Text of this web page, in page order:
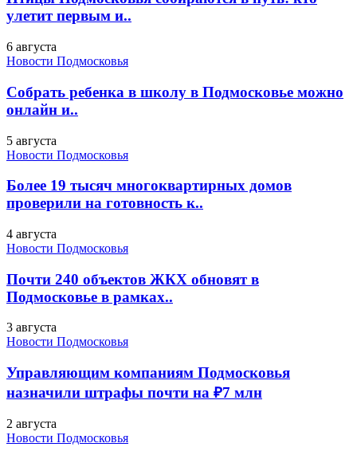
улетит первым и..
6 августа
Новости Подмосковья
Собрать ребенка в школу в Подмосковье можно
онлайн и..
5 августа
Новости Подмосковья
Более 19 тысяч многоквартирных домов
проверили на готовность к..
4 августа
Новости Подмосковья
Почти 240 объектов ЖКХ обновят в
Подмосковье в рамках..
3 августа
Новости Подмосковья
Управляющим компаниям Подмосковья
назначили штрафы почти на ₽7 млн
2 августа
Новости Подмосковья